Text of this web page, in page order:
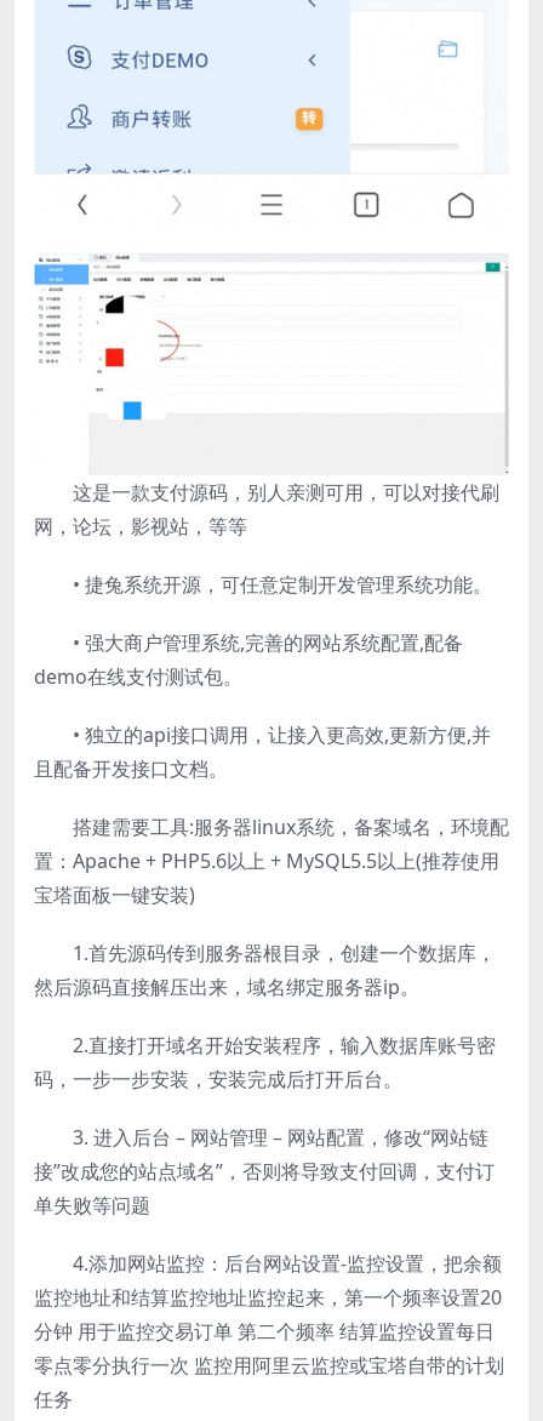
这是一款支付源码，别人亲测可用，可以对接代刷
网，论坛，影视站，等等
• 捷兔系统开源，可任意定制开发管理系统功能。
• 强大商户管理系统,完善的网站系统配置,配备
demo在线支付测试包。
• 独立的api接口调用，让接入更高效,更新方便,并
且配备开发接口文档。
搭建需要工具:服务器linux系统，备案域名，环境配
置：Apache + PHP5.6以上 + MySQL5.5以上(推荐使用
宝塔面板一键安装)
1.首先源码传到服务器根目录，创建一个数据库，
然后源码直接解压出来，域名绑定服务器ip。
2.直接打开域名开始安装程序，输入数据库账号密
码，一步一步安装，安装完成后打开后台。
3. 进入后台 – 网站管理 – 网站配置，修改“网站链
接”改成您的站点域名”，否则将导致支付回调，支付订
单失败等问题
4.添加网站监控：后台网站设置-监控设置，把余额
监控地址和结算监控地址监控起来，第一个频率设置20
分钟 用于监控交易订单 第二个频率 结算监控设置每日
零点零分执行一次 监控用阿里云监控或宝塔自带的计划
任务